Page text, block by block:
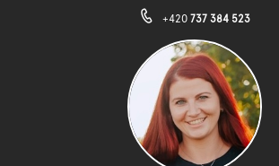
+420 737 384 523